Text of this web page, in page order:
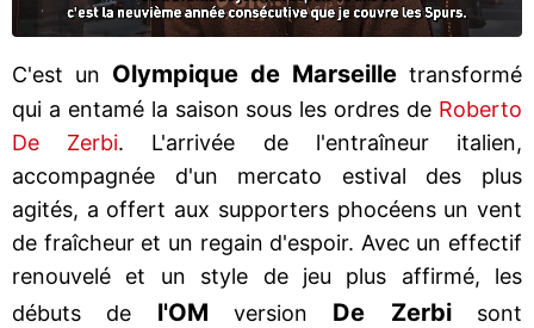
C'est un Olympique de Marseille transformé
qui a entamé la saison sous les ordres de Roberto
De Zerbi. L'arrivée de l'entraîneur italien,
accompagnée d'un mercato estival des plus
agités, a offert aux supporters phocéens un vent
de fraîcheur et un regain d'espoir. Avec un effectif
renouvelé et un style de jeu plus affirmé, les
débuts de l'OM version De Zerbisont